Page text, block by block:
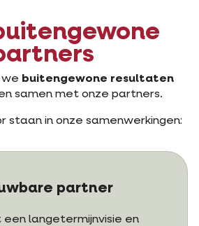
buitengewone resultaten
samen met onze partners.
staan in onze samenwerkingen:
partner
een langetermijnvisie en